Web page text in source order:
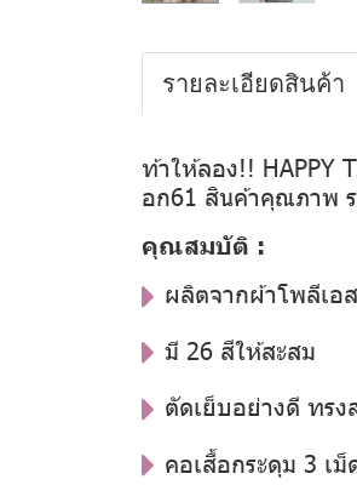
รายละเอียดสินค้า
ท้าให้ลอง!! HAPPY
อก61 สินค้าคุณภาพ
คุณสมบัติ :
ผลิตจากผ้าโพลีเอ
มี 26 สีให้สะสม
ตัดเย็บอย่างดี ทร
คอเสื้อกระดุม 3 เ